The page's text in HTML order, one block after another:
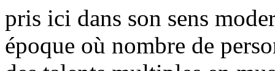
pris ici dans son sens
époque où nombre de